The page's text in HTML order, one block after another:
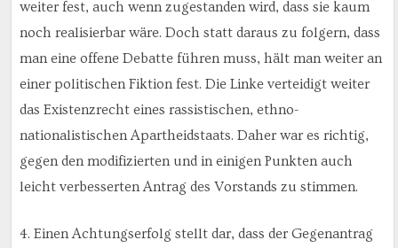
weiter fest, auch wenn zugestanden wird, dass sie kaum
noch realisierbar wäre. Doch statt daraus zu folgern, dass
man eine offene Debatte führen muss, hält man weiter an
einer politischen Fiktion fest. Die Linke verteidigt weiter
das Existenzrecht eines rassistischen, ethno-
nationalistischen Apartheidstaats. Daher war es richtig,
gegen den modifizierten und in einigen Punkten auch
leicht verbesserten Antrag des Vorstands zu stimmen.
4. Einen Achtungserfolg stellt dar, dass der Gegenantrag